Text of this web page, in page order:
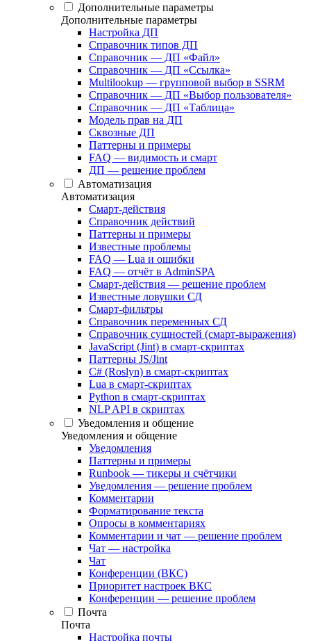
Дополнительные параметры
Дополнительные параметры
Настройка ДП
Справочник типов ДП
Справочник — ДП «Файл»
Справочник — ДП «Ссылка»
Multilookup — групповой выбор в SSRM
Справочник — ДП «Выбор пользователя»
Справочник — ДП «Таблица»
Модель прав на ДП
Сквозные ДП
Паттерны и примеры
FAQ — видимость и смарт
ДП — решение проблем
Автоматизация
Автоматизация
Смарт-действия
Справочник действий
Паттерны и примеры
Известные проблемы
FAQ — Lua и ошибки
FAQ — отчёт в AdminSPA
Смарт-действия — решение проблем
Известные ловушки СД
Смарт-фильтры
Справочник переменных СД
Справочник сущностей (смарт-выражения)
JavaScript (Jint) в смарт-скриптах
Паттерны JS/Jint
C# (Roslyn) в смарт-скриптах
Lua в смарт-скриптах
Python в смарт-скриптах
NLP API в скриптах
Уведомления и общение
Уведомления и общение
Уведомления
Паттерны и примеры
Runbook — тикеры и счётчики
Уведомления — решение проблем
Комментарии
Форматирование текста
Опросы в комментариях
Комментарии и чат — решение проблем
Чат — настройка
Чат
Конференции (ВКС)
Приоритет настроек ВКС
Конференции — решение проблем
Почта
Почта
Настройка почты